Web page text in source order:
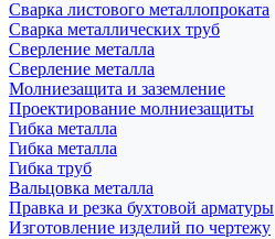
Сварка листового металлопроката
Сварка металлических труб
Сверление металла
Сверление металла
Молниезащита и заземление
Проектирование молниезащиты
Гибка металла
Гибка металла
Гибка труб
Вальцовка металла
Правка и резка бухтовой арматуры
Изготовление изделий по чертежу